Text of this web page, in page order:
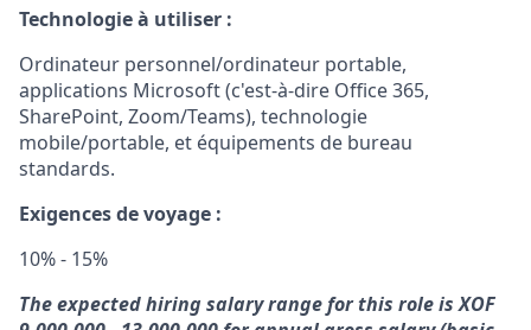
Technologie à utiliser :
Ordinateur personnel/ordinateur portable,
applications Microsoft (c'est-à-dire Office 365,
SharePoint, Zoom/Teams), technologie
mobile/portable, et équipements de bureau
standards.
Exigences de voyage :
10% - 15%
The expected hiring salary range for this role is XOF